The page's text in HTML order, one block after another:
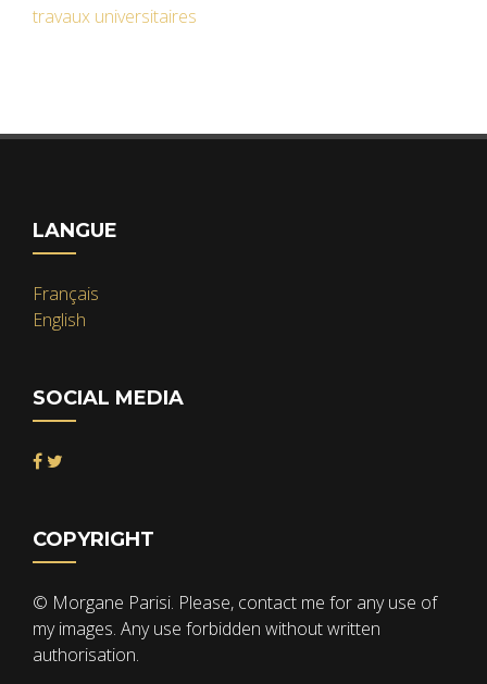
travaux universitaires
LANGUE
Français
English
SOCIAL MEDIA
COPYRIGHT
© Morgane Parisi. Please, contact me for any use of
my images. Any use forbidden without written
authorisation.